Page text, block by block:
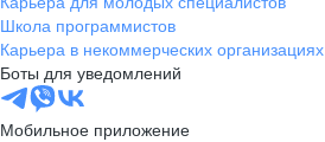
Школа программистов
Карьера в некоммерческих организациях
Боты для уведомлений
Мобильное приложение